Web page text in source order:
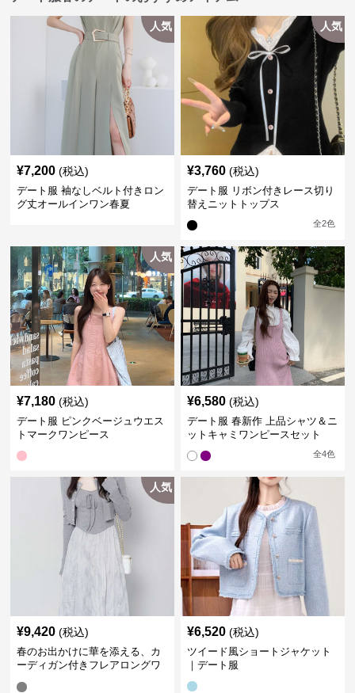
人気
¥7,200 (税込)
デート服 袖なしベルト付きロン
グ丈オールインワン春夏
人気
¥3,760 (税込)
デート服 リボン付きレース切り
替えニットトップス
全2色
人気
¥7,180 (税込)
デート服 ピンクベージュウエス
トマークワンピース
¥6,580 (税込)
デート服 春新作 上品シャツ＆ニ
ットキャミワンピースセット
全4色
人気
¥9,420 (税込)
春のお出かけに華を添える、カ
ーディガン付きフレアロングワ
¥6,520 (税込)
ツイード風ショートジャケット
｜デート服